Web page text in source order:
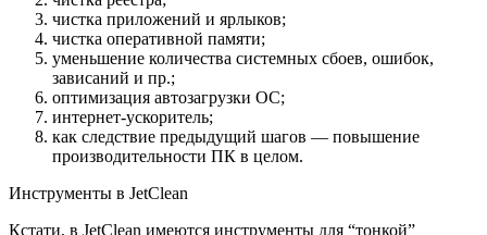
чистка приложений и ярлыков;
чистка оперативной памяти;
уменьшение количества системных сбоев, ошибок,
зависаний и пр.;
оптимизация автозагрузки ОС;
интернет-ускоритель;
как следствие предыдущий шагов — повышение
производительности ПК в целом.
Инструменты в JetClean
Кстати, в JetClean имеются инструменты для “тонкой”